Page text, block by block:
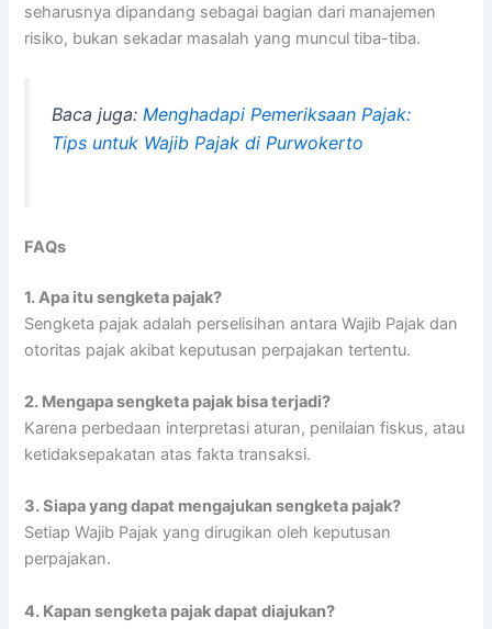
seharusnya dipandang sebagai bagian dari manajemen
risiko, bukan sekadar masalah yang muncul tiba-tiba.
Baca juga:Menghadapi Pemeriksaan Pajak:
Tips untuk Wajib Pajak di Purwokerto
FAQs
1.Apa itu sengketa pajak?
Sengketa pajak adalah perselisihan antara Wajib Pajak dan
otoritas pajak akibat keputusan perpajakan tertentu.
2. Mengapa sengketa pajak bisa terjadi?
Karena perbedaan interpretasi aturan, penilaian fiskus, atau
ketidaksepakatan atas fakta transaksi.
3.Siapa yang dapat mengajukan sengketa pajak?
Setiap Wajib Pajak yang dirugikan oleh keputusan
perpajakan.
4. Kapan sengketa pajak dapat diajukan?